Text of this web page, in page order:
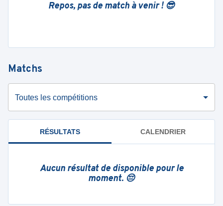
Repos, pas de match à venir ! 😎
Matchs
Toutes les compétitions
RÉSULTATS CALENDRIER
Aucun résultat de disponible pour le
moment. 😔